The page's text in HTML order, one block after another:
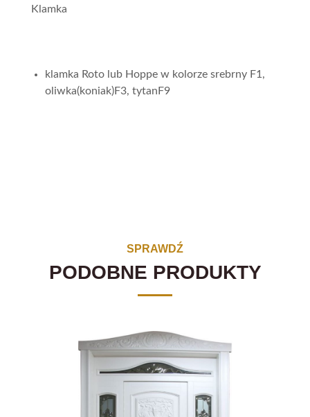
Klamka
klamka Roto lub Hoppe w kolorze srebrny F1,
oliwka(koniak)F3, tytanF9
SPRAWDŹ
PODOBNE PRODUKTY